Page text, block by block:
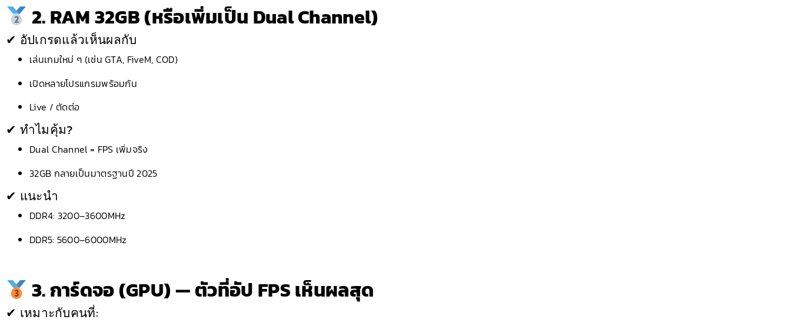
2. RAM 32GB (หรือเพิ่มเป็น Dual Channel)
✔ อัปเกรดแล้วเห็นผลกับ
เล่นเกมใหม่ ๆ (เช่น GTA, FiveM, COD)
เปิดหลายโปรแกรมพร้อมกัน
Live / ตัดต่อ
✔ ทำไมคุ้ม?
Dual Channel = FPS เพิ่มจริง
32GB กลายเป็นมาตรฐานปี 2025
✔ แนะนำ
DDR4: 3200–3600MHz
DDR5: 5600–6000MHz
3. การ์ดจอ (GPU) — ตัวที่อัป FPS เห็นผลสุด
✔ เหมาะกับคนที่: